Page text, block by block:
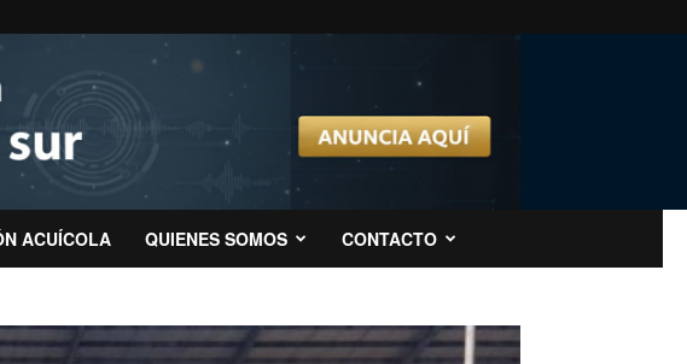
ACUÍCOLA QUIENES SOMOS CONTACTO